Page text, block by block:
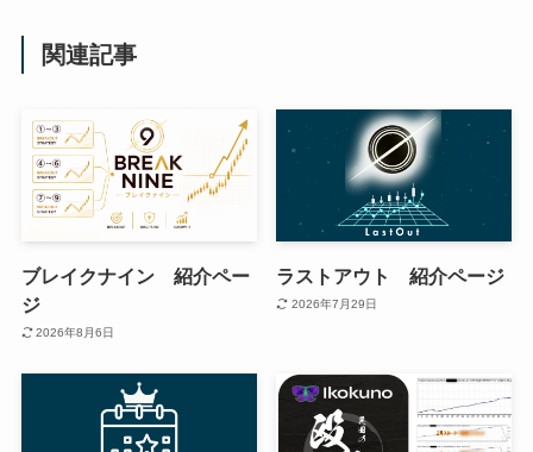
関連記事
ブレイクナイン 紹介ペー
ジ
2026年8月6日
ラストアウト 紹介ページ
2026年7月29日